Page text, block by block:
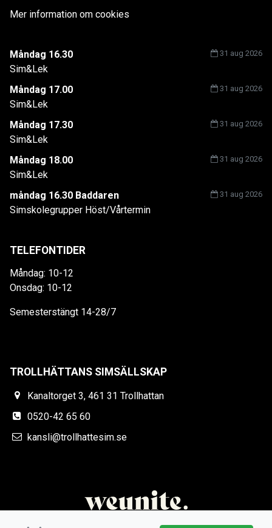
Mer information om cookies
Måndag 16.30 31 aug 2026
Sim&Lek
Måndag 17.00
31 aug 2026
Sim&Lek
Måndag 17.30
31 aug 2026
Sim&Lek
Måndag 18.00
31 aug 2026
Sim&Lek
måndag 16.30 Baddaren
31 aug 2026
Simskolegrupper Höst/Vårtermin
TELEFONTIDER
Måndag: 10-12
Onsdag: 10-12
Semesterstängt 14-28/7
TROLLHÄTTANS SIMSÄLLSKAP
Kanaltorget 3, 461 31 Trollhattan
0520-42 65 60
kansli@trollhattesim.se